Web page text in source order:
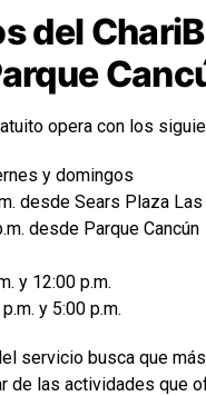
del
opera con los
y domingos
desde Sears Plaza
desde Parque Cancún
y 12:00 p.m.
y 5:00 p.m.
servicio busca que
de las actividades que